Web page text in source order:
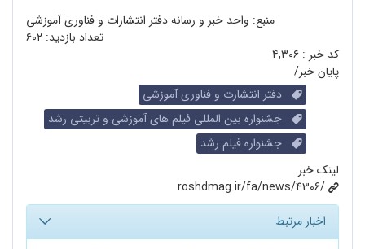
منبع: واحد خبر و رسانه دفتر انتشارات و فناوری آموزشی
تعداد بازدید: ۶۰۲
کد خبر : ۴,۳۰۶
پایان خبر/
دفتر انتشارت و فناوری آموزشی
جشنواره بین المللی فیلم های آموزشی و تربیتی رشد
جشنواره فیلم رشد
لینک خبر
roshdmag.ir/fa/news/4306/
اخبار مرتبط